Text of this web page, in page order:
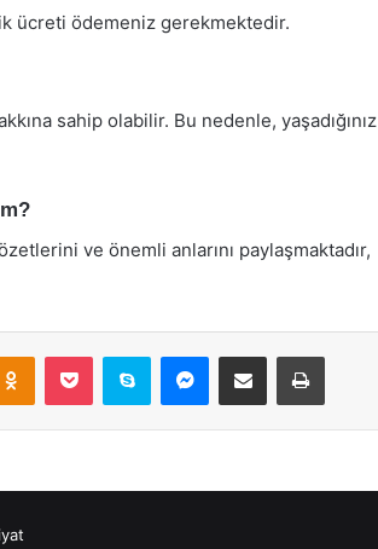
ücreti ödemeniz gerekmektedir.
sahip olabilir. Bu nedenle, yaşadığınız
ve önemli anlarını paylaşmaktadır,
Odnoklassniki
Pocket Skype Messenger
E-Posta ile paylaş Yazdır